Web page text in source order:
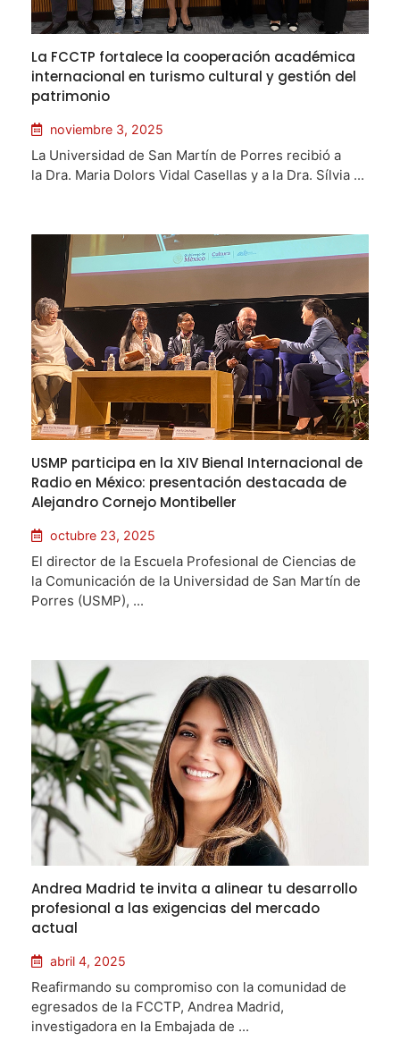
La FCCTP fortalece la cooperación académica
internacional en turismo cultural y gestión del
patrimonio
noviembre 3, 2025
La Universidad de San Martín de Porres recibió a
la Dra. Maria Dolors Vidal Casellas y a la Dra. Sílvia ...
USMP participa en la XIV Bienal Internacional de
Radio en México: presentación destacada de
Alejandro Cornejo Montibeller
octubre 23, 2025
El director de la Escuela Profesional de Ciencias de
la Comunicación de la Universidad de San Martín de
Porres (USMP), ...
Andrea Madrid te invita a alinear tu desarrollo
profesional a las exigencias del mercado
actual
abril 4, 2025
Reafirmando su compromiso con la comunidad de
egresados de la FCCTP, Andrea Madrid,
investigadora en la Embajada de ...